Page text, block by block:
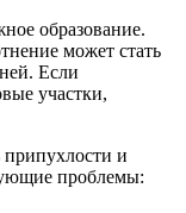
образование.
может стать
Если
участки,
и
проблемы: